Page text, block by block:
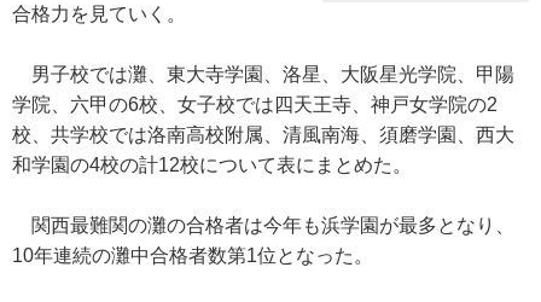
合格力を見ていく。
男子校では灘、東大寺学園、洛星、大阪星光学院、甲陽
学院、六甲の6校、女子校では四天王寺、神戸女学院の2
校、共学校では洛南高校附属、清風南海、須磨学園、西大
和学園の4校の計12校について表にまとめた。
関西最難関の灘の合格者は今年も浜学園が最多となり、
10年連続の灘中合格者数第1位となった。